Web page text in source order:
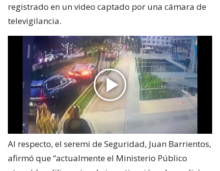
registrado en un video captado por una cámara de
televigilancia.
Al respecto, el seremi de Seguridad, Juan Barrientos,
afirmó que “actualmente el Ministerio Público